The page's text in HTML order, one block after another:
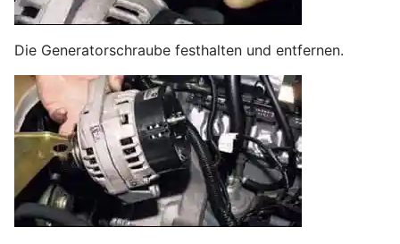
Die Generatorschraube festhalten und entfernen.